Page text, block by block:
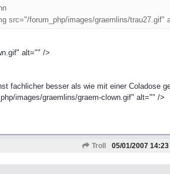
src="/forum_php/images/graemlins/trau27.gif"
alt="" />
fachlicher besser als wie mit einer Coladose
images/graemlins/graem-clown.gif" alt="" />
Troll 05/01/2007 14:23